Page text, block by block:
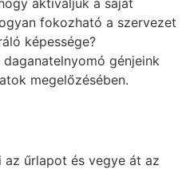
fokozható a szervezet
képessége?
daganatelnyomó génjeink
megelőzésében.
űrlapot és vegye át az